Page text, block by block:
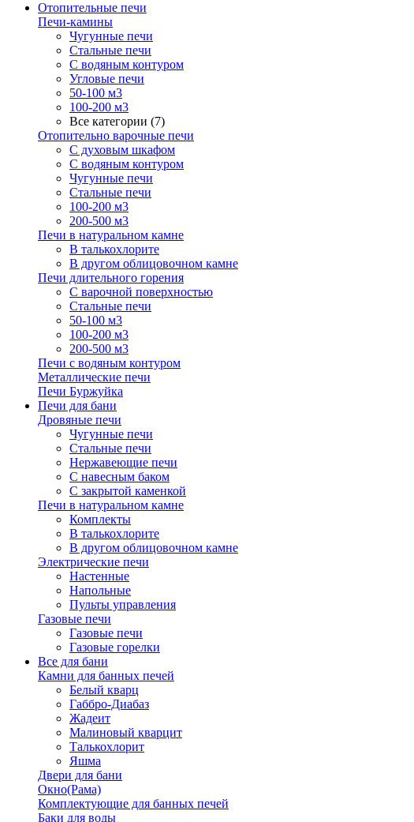
Отопительные печи
Печи-камины
Чугунные печи
Стальные печи
С водяным контуром
Угловые печи
50-100 м3
100-200 м3
Все категории (7)
Отопительно варочные печи
С духовым шкафом
С водяным контуром
Чугунные печи
Стальные печи
100-200 м3
200-500 м3
Печи в натуральном камне
В талькохлорите
В другом облицовочном камне
Печи длительного горения
С варочной поверхностью
Стальные печи
50-100 м3
100-200 м3
200-500 м3
Печи с водяным контуром
Металлические печи
Печи Буржуйка
Печи для бани
Дровяные печи
Чугунные печи
Стальные печи
Нержавеющие печи
С навесным баком
С закрытой каменкой
Печи в натуральном камне
Комплекты
В талькохлорите
В другом облицовочном камне
Электрические печи
Настенные
Напольные
Пульты управления
Газовые печи
Газовые печи
Газовые горелки
Все для бани
Камни для банных печей
Белый кварц
Габбро-Диабаз
Жадеит
Малиновый кварцит
Талькохлорит
Яшма
Двери для бани
Окно(Рама)
Комплектующие для банных печей
Баки для воды